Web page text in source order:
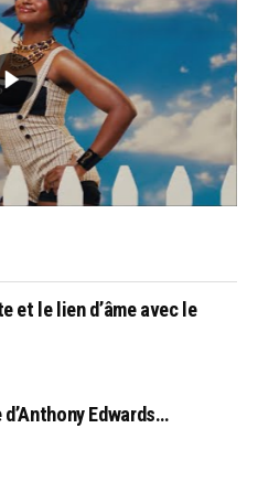
et le lien d’âme avec le
d’Anthony Edwards…